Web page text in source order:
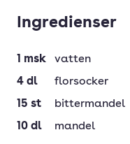
Ingredienser
1 msk
vatten
4 dl
florsocker
15 st
bittermandel
10 dl mandel